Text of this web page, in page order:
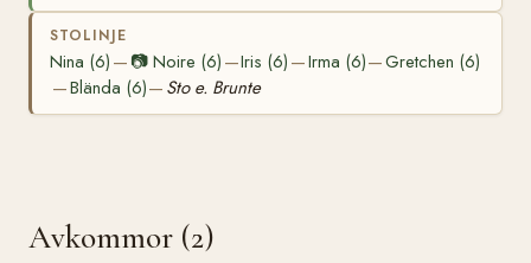
STOLINJE
Nina (6) — 📷Noire (6) —Iris (6) —Irma (6)—Gretchen (6)
—Blända (6)— Sto e. Brunte
Avkommor (2)